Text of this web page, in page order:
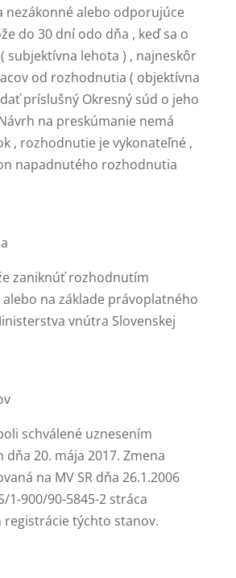
nezákonné alebo odporujúce
do 30 dní odo dňa , keď sa o
subjektívna lehota ) , najneskôr
od rozhodnutia ( objektívna
príslušný Okresný súd o jeho
na preskúmanie nemá
, rozhodnutie je vykonateľné ,
napadnutého rozhodnutia
zaniknúť rozhodnutím
na základe právoplatného
vnútra Slovenskej
schválené uznesením
20. mája 2017. Zmena
na MV SR dňa 26.1.2006
1-900/90-5845-2 stráca
týchto stanov.